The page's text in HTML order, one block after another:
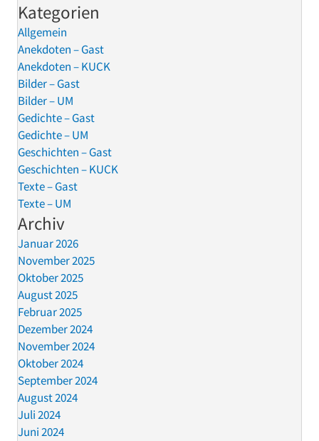
Kategorien
Allgemein
Anekdoten – Gast
Anekdoten – KUCK
Bilder – Gast
Bilder – UM
Gedichte – Gast
Gedichte – UM
Geschichten – Gast
Geschichten – KUCK
Texte – Gast
Texte – UM
Archiv
Januar 2026
November 2025
Oktober 2025
August 2025
Februar 2025
Dezember 2024
November 2024
Oktober 2024
September 2024
August 2024
Juli 2024
Juni 2024